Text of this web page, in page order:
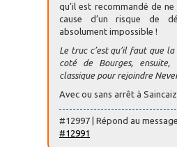
qu’il est recommandé de
cause d’un risque de
absolument impossible !
Le truc c’est qu’il faut que
coté de Bourges,
classique pour rejoindre
Avec ou sans arrêt à
#12997 | Répond au message
#12991